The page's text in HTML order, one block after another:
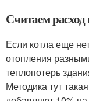
Считаем расход
Если котла еще
отопления
теплопотерь
Методика тут